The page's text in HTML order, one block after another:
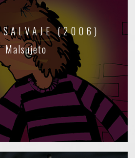
(2006)
Malsujeto